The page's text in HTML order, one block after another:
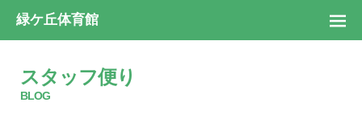
緑ケ丘体育館
スタッフ便り
BLOG